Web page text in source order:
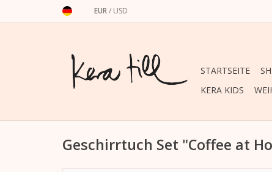
EUR/ USD
STARTSEITE
KERA KIDS
Geschirrtuch Set "Coffee at